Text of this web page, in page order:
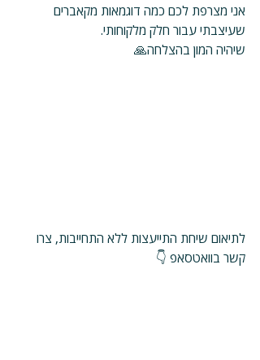
אני מצרפת לכם כמה דוגמאות מקאברים
שעיצבתי עבור חלק מלקוחותי.
שיהיה המון בהצלחה🙏
לתיאום שיחת התייעצות ללא התחייבות, צרו
קשר בוואטסאפ 👇